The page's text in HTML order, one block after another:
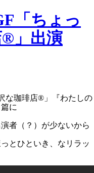
「ちょっ
®」出演
な珈琲店®」『わたしの
に
者（？）が少ないから
とひといき、なリラッ